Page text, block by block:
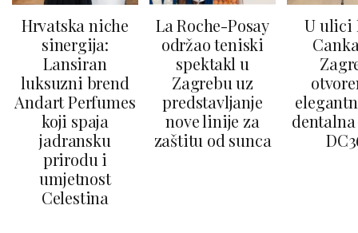
Hrvatska niche
sinergija:
Lansiran
luksuzni brend
Andart Perfumes
koji spaja
jadransku
prirodu i
umjetnost
Celestina
La Roche-Posay
održao teniski
spektakl u
Zagrebu uz
predstavljanje
nove linije za
zaštitu od sunca
U ulici